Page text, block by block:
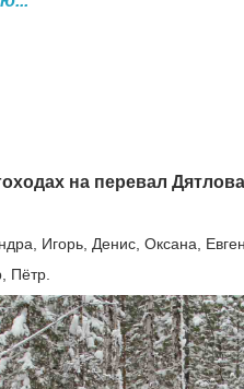
на перевал
Игорь, Денис, Оксана,
Пётр.